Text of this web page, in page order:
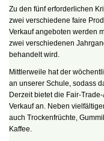
Zu den fünf erforderlichen
zwei verschiedene faire
Verkauf angeboten werden
zwei verschiedenen
behandelt wird.
Mittlerweile hat der
an unserer Schule, sodass
Derzeit bietet die Fair-
Verkauf an. Neben
auch Trockenfrüchte,
Kaffee.